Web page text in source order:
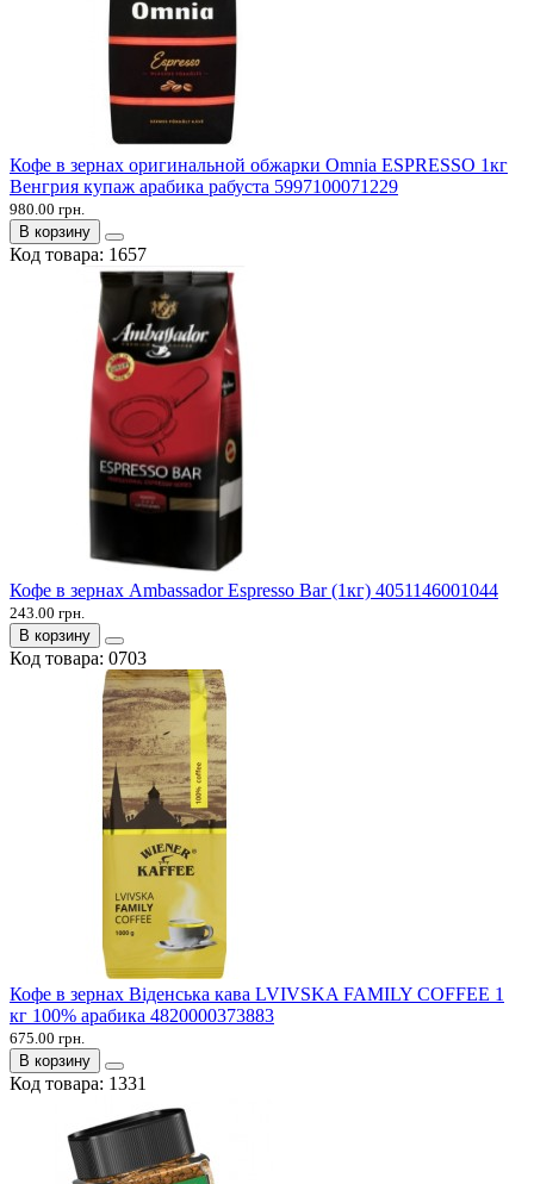
Кофе в зернах оригинальной обжарки Omnia ESPRESSO 1кг
Венгрия купаж арабика рабуста 5997100071229
980.00 грн.
В корзину
Код товара: 1657
Кофе в зернах Ambassador Espresso Bar (1кг) 4051146001044
243.00 грн.
В корзину
Код товара: 0703
Кофе в зернах Віденська кава LVIVSKA FAMILY COFFEE 1
кг 100% арабика 4820000373883
675.00 грн.
В корзину
Код товара: 1331